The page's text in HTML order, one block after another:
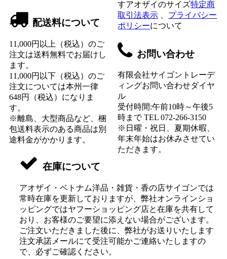
配送料について
11,000円以上（税込）のご
注文は送料無料でお届けし
ます。
11,000円以下（税込）のご
注文については本州一律
648円（税込）になりま
す。
※離島、大型商品など、梱
包送料表示のある商品は別
途料金がかかります。
すアオザイのサイズ特定商
取引法表示
プライバシー
ポリシーについて
お問い合わせ
有限会社サイゴントレーデ
ィングお問い合わせダイヤ
ル
受付時間:午前10時～午後5
時まで TEL 072-266-3150
※日曜・祝日、夏期休暇、
年末年始はお休みさせてい
ただきます。
在庫について
アオザイ・ベトナム洋品・雑貨・香の店サイゴンでは
常時在庫を更新しておりますが、弊社オンラインショ
ッピングではヤフーショッピング店と在庫を共有して
おり、お客様のご要望に添えない場合がございます。
ご注文いただきました後に、弊社がお送りいたします
注文承諾メールにて受注可能かご連絡いたしますの
で、必ずご確認ください。